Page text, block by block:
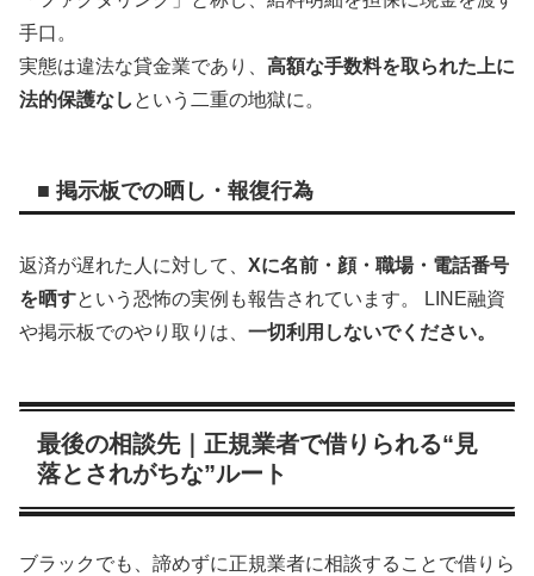
手口。
実態は違法な貸金業であり、 高額な手数料を取られた上に
法的保護なし という二重の地獄に。
■ 掲示板での晒し・報復行為
返済が遅れた人に対して、 Xに名前・顔・職場・電話番号
を晒すという恐怖の実例も報告されています。 LINE融資
や掲示板でのやり取りは、 一切利用しないでください。
最後の相談先｜正規業者で借りられる“見
落とされがちな”ルート
ブラックでも、諦めずに正規業者に相談することで借りら